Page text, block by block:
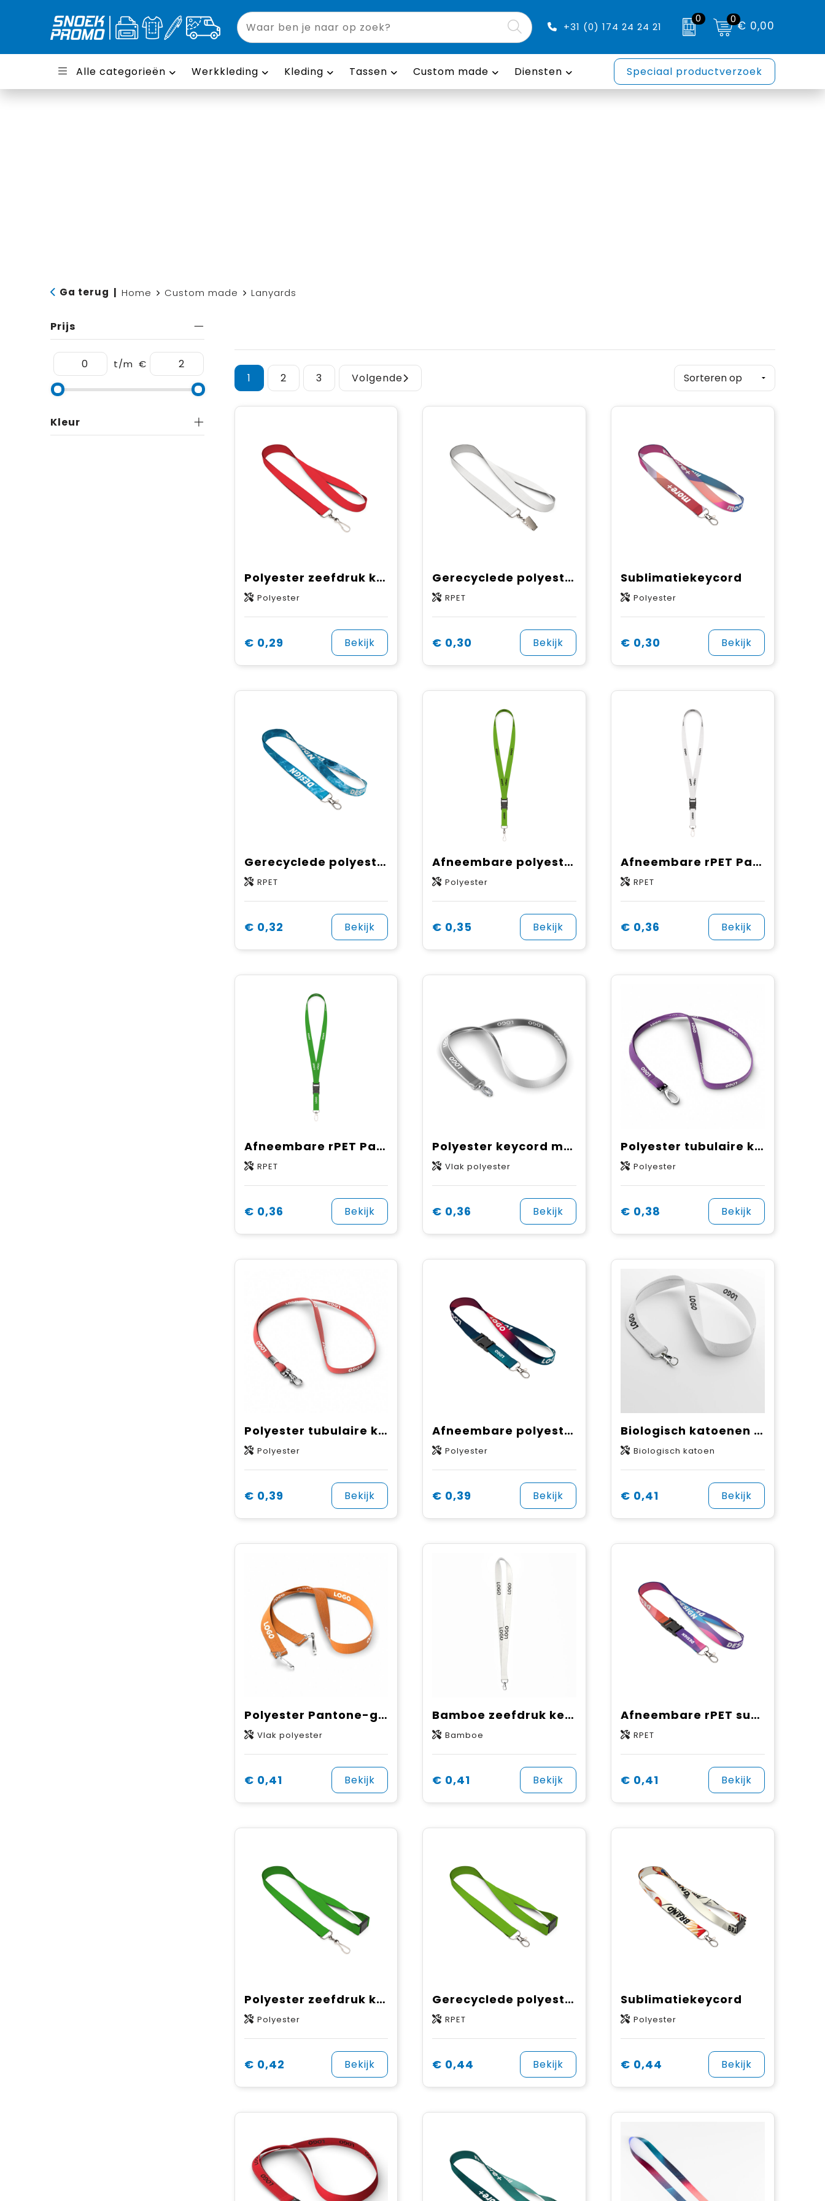
+31 (0) 174 24 24 21
0 0€ 0,00
Alle categorieën Werkkleding Kleding Tassen Custom made Diensten Speciaal productverzoek
Ga terug Home Custom made Lanyards
Prijs
t/m €
Kleur
1 2 3 Volgende
Polyester zeefdruk keycord
Polyester
€ 0,29 Bekijk
Gerecyclede polyester (rPET) zeefdruk keycord
RPET
€ 0,30 Bekijk
Sublimatiekeycord
Polyester
€ 0,30 Bekijk
Gerecyclede polyester (rPET) sublimatiekeycord
RPET
€ 0,32 Bekijk
Afneembare polyester Pantone-gematchte zeefdruk keycord
Polyester
€ 0,35 Bekijk
Afneembare rPET Pantone-gematchte zeefdruk keycord
RPET
€ 0,36 Bekijk
Afneembare rPET Pantone-gematchte zeefdruk keycord
RPET
€ 0,36 Bekijk
Polyester keycord met reflecterende overlay
Vlak polyester
€ 0,36 Bekijk
Polyester tubulaire keycord
Polyester
€ 0,38 Bekijk
Polyester tubulaire keycord met metalen klem
Polyester
€ 0,39 Bekijk
Afneembare polyester sublimatiekeycord
Polyester
€ 0,39 Bekijk
Biologisch katoenen zeefdruk keycord
Biologisch katoen
€ 0,41 Bekijk
Polyester Pantone-gematchte zeefdruk keycord met 2 clips
Vlak polyester
€ 0,41 Bekijk
Bamboe zeefdruk keycord
Bamboe
€ 0,41 Bekijk
Afneembare rPET sublimatiekeycord
RPET
€ 0,41 Bekijk
Polyester zeefdruk keycord
Polyester
€ 0,42 Bekijk
Gerecyclede polyester (rPET) zeefdruk keycord
RPET
€ 0,44 Bekijk
Sublimatiekeycord
Polyester
€ 0,44 Bekijk